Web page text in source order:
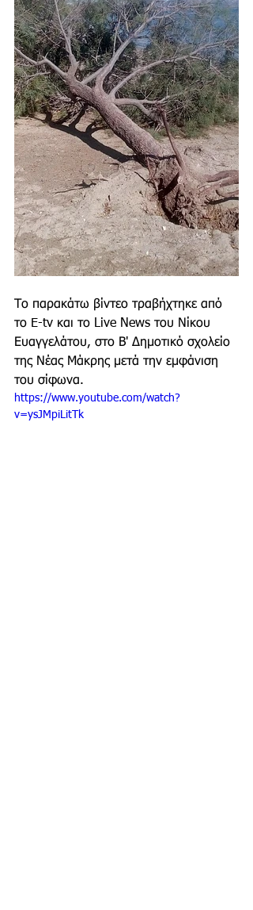
Το παρακάτω βίντεο τραβήχτηκε από
το E-tv και το Live News του Νίκου
Ευαγγελάτου, στο Β' Δημοτικό σχολείο
της Νέας Μάκρης μετά την εμφάνιση
του σίφωνα.
https://www.youtube.com/watch?
v=ysJMpiLitTk